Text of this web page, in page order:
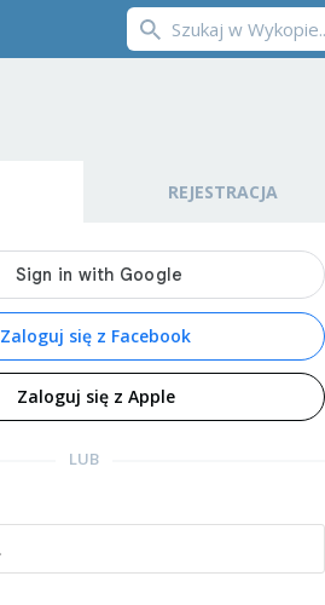
REJESTRACJA
Zaloguj się z Facebook
Zaloguj się z Apple
LUB